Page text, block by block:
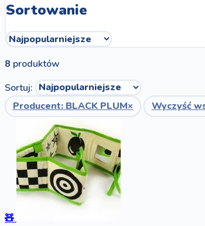
Sortowanie
8 produktów
Sortuj:
Producent: BLACK PLUM× Wyczyść
🧸